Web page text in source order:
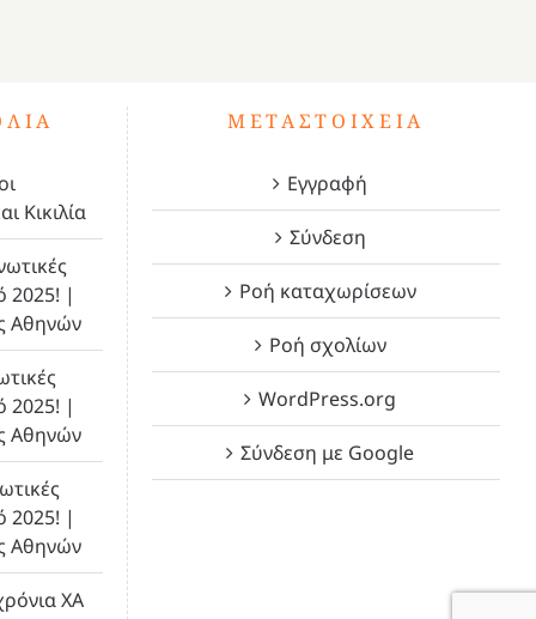
Κικιλία
2025! |
Αθηνών
2025! |
Αθηνών
2025! |
Αθηνών
ΧΑ
ΜΕΤΑΣΤΟΙΧΕΊΑ
Εγγραφή
Σύνδεση
Ροή καταχωρίσεων
Ροή σχολίων
WordPress.org
Σύνδεση με Google